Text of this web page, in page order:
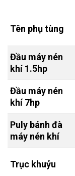
Tên phụ tùng
Đầu máy nén
khí 1.5hp
Đầu máy nén
khí 7hp
Puly bánh đà
máy nén khí
Trục khuỷu